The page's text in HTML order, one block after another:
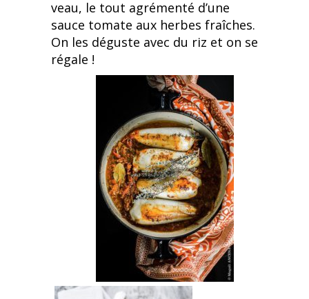
veau, le tout agrémenté d’une
sauce tomate aux herbes fraîches.
On les déguste avec du riz et on se
régale !